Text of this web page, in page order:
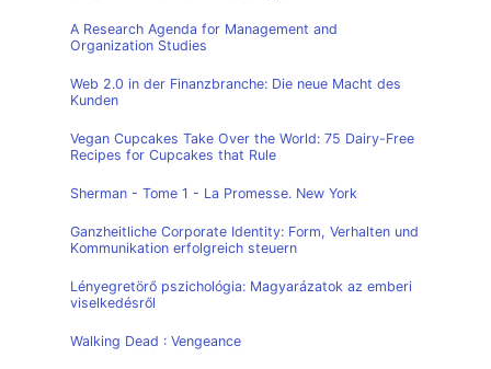
A Research Agenda for Management and
Organization Studies
Web 2.0 in der Finanzbranche: Die neue Macht des
Kunden
Vegan Cupcakes Take Over the World: 75 Dairy-Free
Recipes for Cupcakes that Rule
Sherman - Tome 1 - La Promesse. New York
Ganzheitliche Corporate Identity: Form, Verhalten und
Kommunikation erfolgreich steuern
Lényegretörő pszichológia: Magyarázatok az emberi
viselkedésről
Walking Dead : Vengeance